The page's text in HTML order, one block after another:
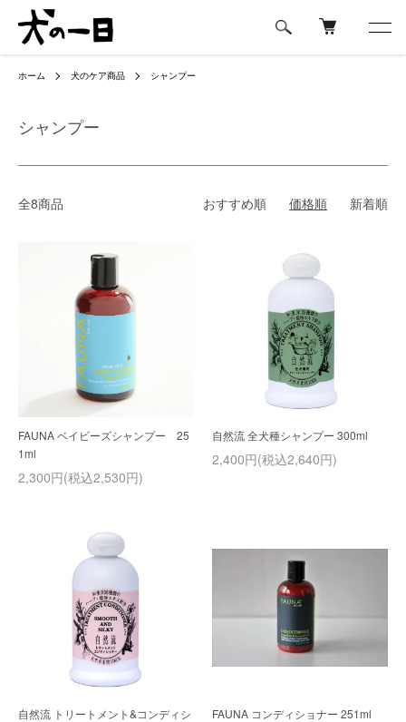
ホーム 犬のケア商品 シャンプー
シャンプー
全8商品 おすすめ順 価格順 新着順
FAUNA ベイビーズシャンプー 25
1ml
2,300円(税込2,530円)
自然流 全犬種シャンプー 300ml
2,400円(税込2,640円)
自然流 トリートメント&コンディシ
FAUNA コンディショナー 251ml